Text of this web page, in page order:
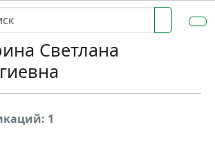
Светлана
1